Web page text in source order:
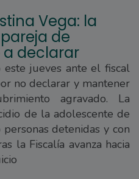
Vega: la
de
a declarar
jueves ante el fiscal
no declarar y mantener
agravado. La
de la adolescente de
detenidas y con
la Fiscalía avanza hacia